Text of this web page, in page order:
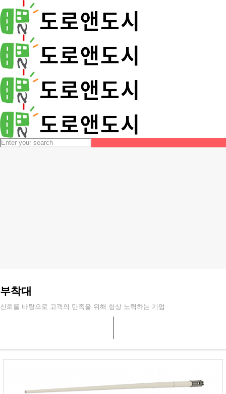
부착대
신뢰를 바탕으로 고객의 만족을 위해 항상 노력하는 기업